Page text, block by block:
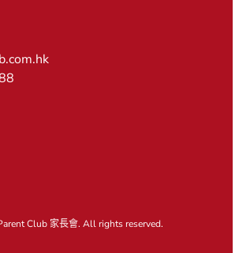
Club 家長會. All rights reserved.